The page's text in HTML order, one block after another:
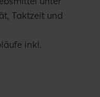
Taktzeit und
inkl.